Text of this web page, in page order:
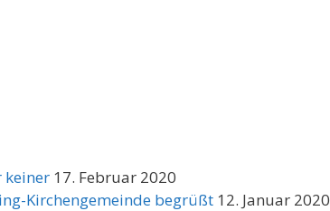
keiner 17. Februar 2020
Kirchengemeinde begrüßt 12. Januar 2020